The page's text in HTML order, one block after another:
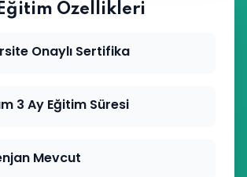
Eğitim Özellikleri
Onaylı Sertifika
3 Ay Eğitim Süresi
Mevcut